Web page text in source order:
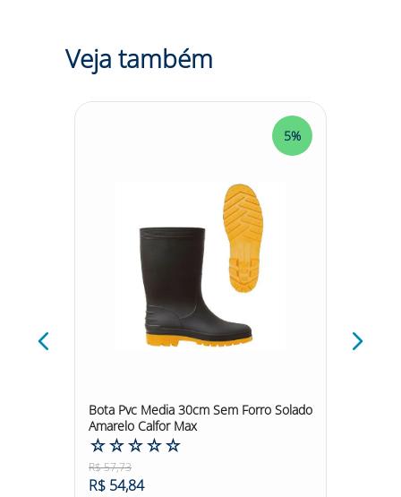
Veja também
5%
Bota Pvc Media 30cm Sem Forro Solado
Amarelo Calfor Max
☆☆☆☆☆
R$57,73
R$ 54,84